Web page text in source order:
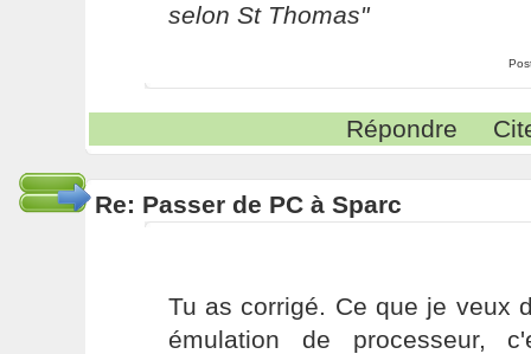
selon St Thomas"
Répondre
Re: Passer de PC à Sparc
Tu as corrigé. Ce que je veux
émulation de processeur,